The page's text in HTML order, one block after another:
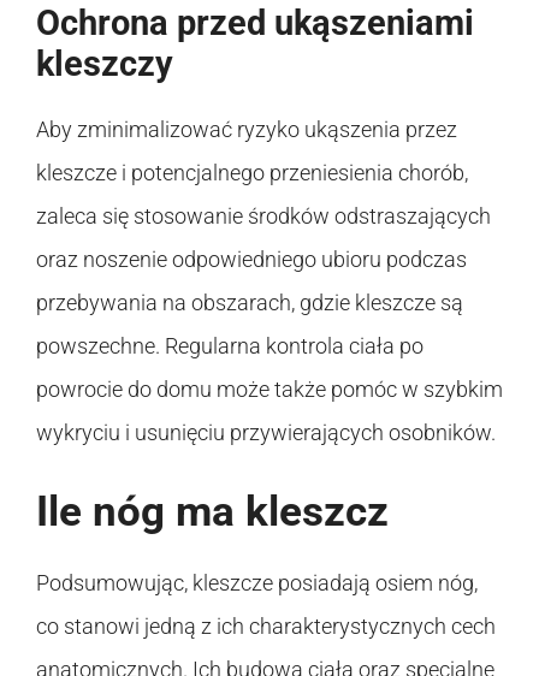
Ochrona przed ukąszeniami
kleszczy
Aby zminimalizować ryzyko ukąszenia przez
kleszcze i potencjalnego przeniesienia chorób,
zaleca się stosowanie środków odstraszających
oraz noszenie odpowiedniego ubioru podczas
przebywania na obszarach, gdzie kleszcze są
powszechne. Regularna kontrola ciała po
powrocie do domu może także pomóc w szybkim
wykryciu i usunięciu przywierających osobników.
Ile nóg ma kleszcz
Podsumowując, kleszcze posiadają osiem nóg,
co stanowi jedną z ich charakterystycznych cech
anatomicznych. Ich budowa ciała oraz specjalne